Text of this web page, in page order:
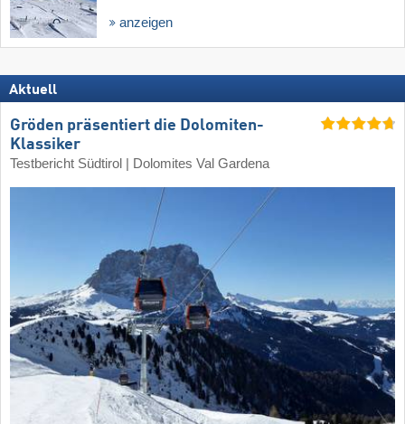
anzeigen
Aktuell
Gröden präsentiert die Dolomiten-
Klassiker
Testbericht Südtirol | Dolomites Val Gardena